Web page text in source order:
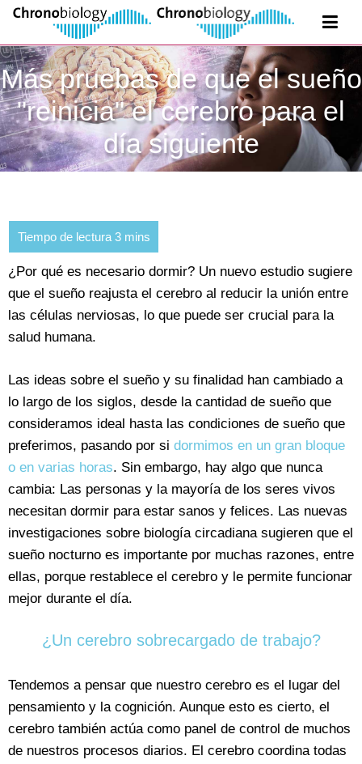
Más pruebas de que el sueño
"reinicia" el cerebro para el
día siguiente
¿Por qué es necesario dormir? Un nuevo estudio sugiere
que el sueño reajusta el cerebro al reducir la unión entre
las células nerviosas, lo que puede ser crucial para la
salud humana.
Las ideas sobre el sueño y su finalidad han cambiado a
lo largo de los siglos, desde la cantidad de sueño que
consideramos ideal hasta las condiciones de sueño que
preferimos, pasando por si dormimos en un gran bloque
o en varias horas. Sin embargo, hay algo que nunca
cambia: Las personas y la mayoría de los seres vivos
necesitan dormir para estar sanos y felices. Las nuevas
investigaciones sobre biología circadiana sugieren que el
sueño nocturno es importante por muchas razones, entre
ellas, porque restablece el cerebro y le permite funcionar
mejor durante el día.
¿Un cerebro sobrecargado de trabajo?
Tendemos a pensar que nuestro cerebro es el lugar del
pensamiento y la cognición. Aunque esto es cierto, el
cerebro también actúa como panel de control de muchos
de nuestros procesos diarios. El cerebro coordina todas